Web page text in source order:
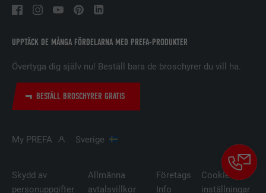
UPPTÄCK DE MÅNGA FÖRDELARNA MED PREFA-PRODUKTER
Övertyga dig själv nu! Beställ bara de broschyrer du vill ha.
BESTÄLL BROSCHYRER GRATIS
My PREFA Sverige
Skydd av
personuppgifter
Allmänna
avtalsvillkor
Företags
Info
Cookie-
inställningar
ÄNDAMÅL
relevanta annonser baserat på
EFTERNAMN lidc
LEVERANTÖRER LinkedIn
nätverkstjänsten LinkedIn för att
spåra användningen av inbäddade
tjänster.